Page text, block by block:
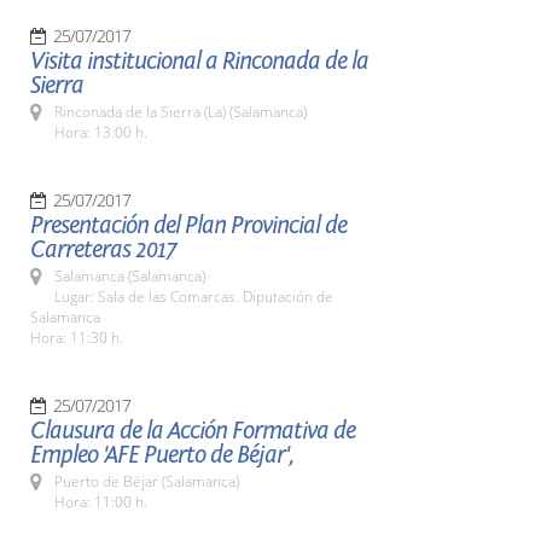
25/07/2017
Visita institucional a Rinconada de la
Sierra
Rinconada de la Sierra (La) (Salamanca)
Hora: 13:00 h.
25/07/2017
Presentación del Plan Provincial de
Carreteras 2017
Salamanca (Salamanca)
Lugar: Sala de las Comarcas. Diputación de
Salamanca
Hora: 11:30 h.
25/07/2017
Clausura de la Acción Formativa de
Empleo 'AFE Puerto de Béjar',
Puerto de Béjar (Salamanca)
Hora: 11:00 h.